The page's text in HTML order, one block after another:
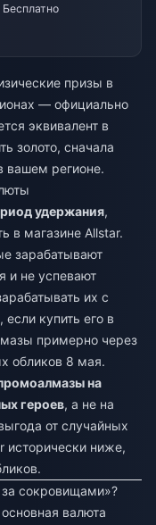
Бесплатно
призы в
— официально
эквивалент в
золото, сначала
вашем регионе.
удержания,
в магазине Allstar.
зарабатывают
и не успевают
их с
купить его в
примерно через
обликов 8 мая.
на
героев, а не на
от случайных
исторически ниже,
сокровищами»?
валюта